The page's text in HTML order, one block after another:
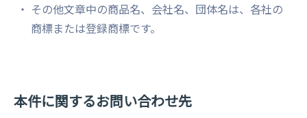
その他文章中の商品名、会社名、団体名は、各社の
商標または登録商標です。
本件に関するお問い合わせ先